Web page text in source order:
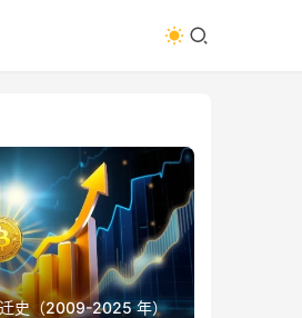
史（2009-2025 年）